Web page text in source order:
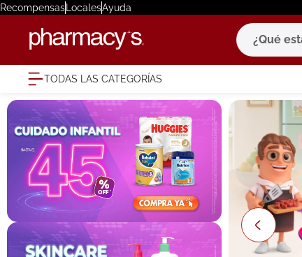
RecompensasLocalesAyuda
¿Qué estas
TODAS LAS CATEGORÍAS
2.
4. pilexil
5.
6.